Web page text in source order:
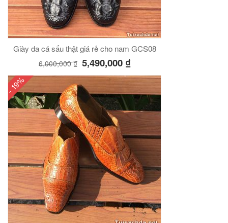
Giày da cá sấu thật giá rẻ cho nam GCS08
6,000,000₫ 5,490,000 ₫
- 19%
₫
GIỎ
Túi đeo chéo nam công sở da bò sáp đựng tài liệu A4 KT57
₫
GIỎ